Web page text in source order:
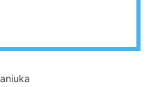
Росії